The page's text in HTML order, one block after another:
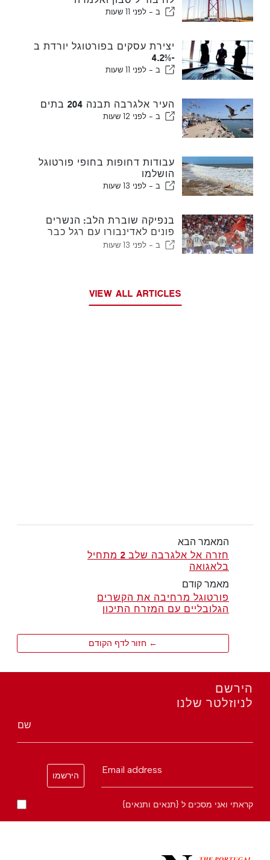
ב - לפני 11 שעות
יצירת עסקים בפורטוגל יורדת ב
-4.2%
ב - לפני 11 שעות
העיר אלגרבה תבנה 204 בתים
ב - לפני 12 שעות
עבודות דחופות בחופי פורטוגל
הושלמו
ב - לפני 13 שעות
בנפיקה שוברת הלב: הנשרים
פונים לאדינבורו עם רגל כבר
בשלב הבא
ב - לפני 13 שעות
VIEW ALL ARTICLES
המאמר הבא
חזרה אל אלגרבה שלב 2 מתחיל
בלאגואה
מאמר קודם
פורטוגל מרחיבה את הקשרים
הגלובליים עם המזרח התיכון
← חזור לדף הקודם
הירשם
לניוזלטר שלנו
שם
Email address
הירשמו
קראתי ואני מסכים ל {תנאים ותנאים}